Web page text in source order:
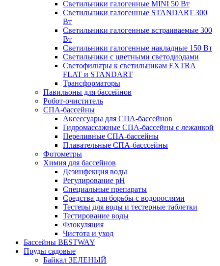
Светильники галогенные MINI 50 Вт
Светильники галогенные STANDART 300
Вт
Светильники галогенные встраиваемые 300
Вт
Светильники галогенные накладные 150 Вт
Светильники с цветными светодиодами
Светофильтры к светильникам EXTRA
FLAT и STANDART
Трансформаторы
Павильоны для бассейнов
Робот-очиститель
СПА-бассейны
Аксессуары для СПА-бассейнов
Гидромассажные СПА-бассейны с лежанкой
Переливные СПА-бассейны
Плавательные СПА-басссейны
Фотометры
Химия для бассейнов
Дезинфекция воды
Регулирование pH
Специальные препараты
Средства для борьбы с водорослями
Тестеры для воды и тестерные таблетки
Тестирование воды
Флокуляция
Чистота и уход
Бассейны BESTWAY
Пруды садовые
Байкал ЗЕЛЕНЫЙ